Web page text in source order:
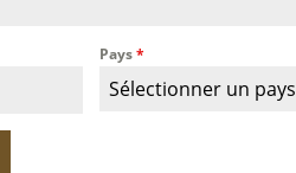
Pays*
Sélectionner un pays